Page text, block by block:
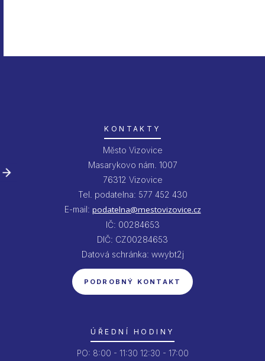
KONTAKTY
Město Vizovice
Masarykovo nám. 1007
76312 Vizovice
Tel. podatelna: 577 452 430
E-mail: podatelna@mestovizovice.cz
IČ: 00284653
DIČ: CZ00284653
Datová schránka: wwybt2j
PODROBNÝ KONTAKT
ÚŘEDNÍ HODINY
PO: 8:00 - 11:30 12:30 - 17:00